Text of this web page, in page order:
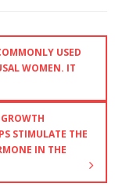
USED
WOMEN. IT
STIMULATE THE
IN THE